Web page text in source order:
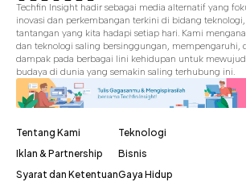
Techfin Insight hadir sebagai media alternatif yang
inovasi dan perkembangan terkini di bidang
tantangan yang kita hadapi setiap hari. Kami
dan teknologi saling bersinggungan, mempengaruhi,
dampak pada berbagai lini kehidupan untuk
budaya di dunia yang semakin saling terhubung ini.
Tentang Kami
Iklan & Partnership
Syarat dan Ketentuan
Teknologi
Bisnis
Gaya Hidup